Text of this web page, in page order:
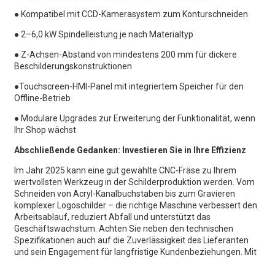
● Kompatibel mit CCD-Kamerasystem zum Konturschneiden
● 2–6,0 kW Spindelleistung je nach Materialtyp
● Z-Achsen-Abstand von mindestens 200 mm für dickere
Beschilderungskonstruktionen
●Touchscreen-HMI-Panel mit integriertem Speicher für den
Offline-Betrieb
● Modulare Upgrades zur Erweiterung der Funktionalität, wenn
Ihr Shop wächst
Abschließende Gedanken: Investieren Sie in Ihre Effizienz
Im Jahr 2025 kann eine gut gewählte CNC-Fräse zu Ihrem
wertvollsten Werkzeug in der Schilderproduktion werden. Vom
Schneiden von Acryl-Kanalbuchstaben bis zum Gravieren
komplexer Logoschilder – die richtige Maschine verbessert den
Arbeitsablauf, reduziert Abfall und unterstützt das
Geschäftswachstum. Achten Sie neben den technischen
Spezifikationen auch auf die Zuverlässigkeit des Lieferanten
und sein Engagement für langfristige Kundenbeziehungen. Mit